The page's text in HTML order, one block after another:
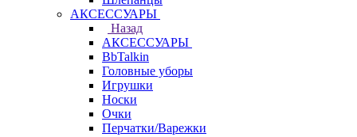
АКСЕССУАРЫ
Назад
АКСЕССУАРЫ
BbTalkin
Головные уборы
Игрушки
Носки
Очки
Перчатки/Варежки